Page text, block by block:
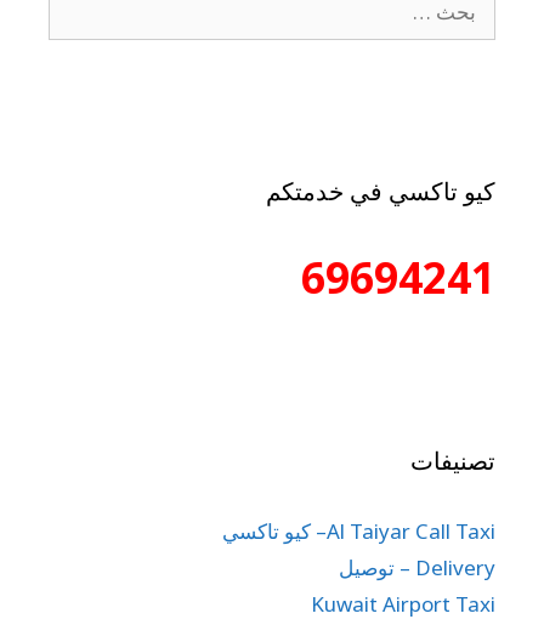
كيو تاكسي في خدمتكم
69694241
تصنيفات
Al Taiyar Call Taxi– كيو تاكسي
Delivery – توصيل
Kuwait Airport Taxi